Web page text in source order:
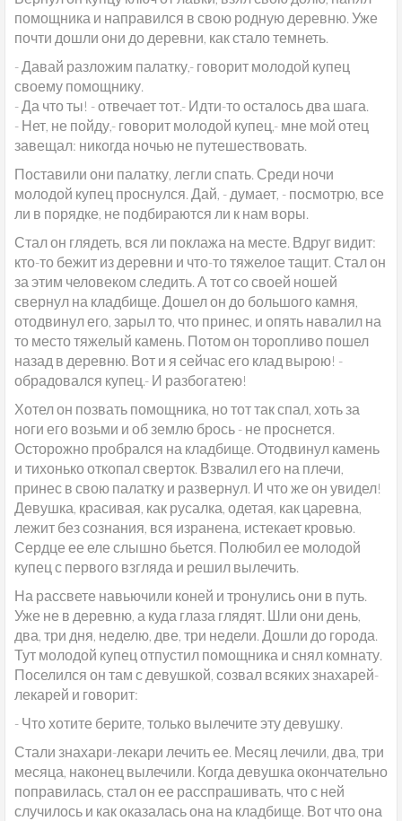
помощника и направился в свою родную деревню. Уже
почти дошли они до деревни, как стало темнеть.
- Давай разложим палатку,- говорит молодой купец
своему помощнику.
- Да что ты! - отвечает тот.- Идти-то осталось два шага.
- Нет, не пойду,- говорит молодой купец,- мне мой отец
завещал: никогда ночью не путешествовать.
Поставили они палатку, легли спать. Среди ночи
молодой купец проснулся. Дай, - думает, - посмотрю, все
ли в порядке, не подбираются ли к нам воры.
Стал он глядеть, вся ли поклажа на месте. Вдруг видит:
кто-то бежит из деревни и что-то тяжелое тащит. Стал он
за этим человеком следить. А тот со своей ношей
свернул на кладбище. Дошел он до большого камня,
отодвинул его, зарыл то, что принес, и опять навалил на
то место тяжелый камень. Потом он торопливо пошел
назад в деревню. Вот и я сейчас его клад вырою! -
обрадовался купец.- И разбогатею!
Хотел он позвать помощника, но тот так спал, хоть за
ноги его возьми и об землю брось - не проснется.
Осторожно пробрался на кладбище. Отодвинул камень
и тихонько откопал сверток. Взвалил его на плечи,
принес в свою палатку и развернул. И что же он увидел!
Девушка, красивая, как русалка, одетая, как царевна,
лежит без сознания, вся изранена, истекает кровью.
Сердце ее еле слышно бьется. Полюбил ее молодой
купец с первого взгляда и решил вылечить.
На рассвете навьючили коней и тронулись они в путь.
Уже не в деревню, а куда глаза глядят. Шли они день,
два, три дня, неделю, две, три недели. Дошли до города.
Тут молодой купец отпустил помощника и снял комнату.
Поселился он там с девушкой, созвал всяких знахарей-
лекарей и говорит:
- Что хотите берите, только вылечите эту девушку.
Стали знахари-лекари лечить ее. Месяц лечили, два, три
месяца, наконец вылечили. Когда девушка окончательно
поправилась, стал он ее расспрашивать, что с ней
случилось и как оказалась она на кладбище. Вот что она